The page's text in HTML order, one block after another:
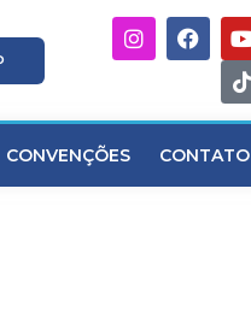
CONVENÇÕES CONTATO